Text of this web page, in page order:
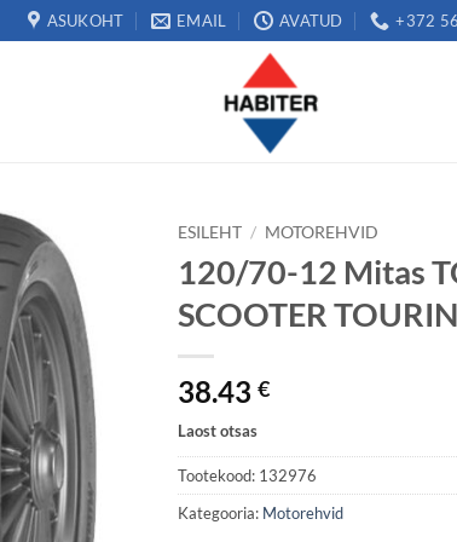
ASUKOHT EMAIL AVATUD +372
ESILEHT / MOTOREHVID
120/70-12 Mitas
SCOOTER
38.43 €
Laost otsas
Tootekood: 132976
Kategooria: Motorehvid